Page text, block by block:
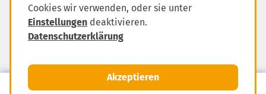
MENÜ
Impressum
Datenschutzerklärung
Cookies wir verwenden, oder sie unter
Einstellungen deaktivieren.
Datenschutzerklärung
Akzeptieren